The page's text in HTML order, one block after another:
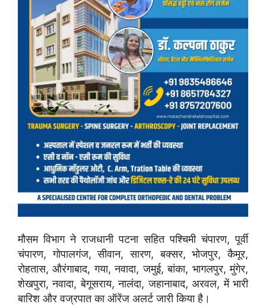
मौसम विभाग ने राजधानी पटना सहित पश्चिमी चंपारण, पूर्वी
चंपारण, गोपालगंज, सीवान, सारण, बक्सर, भोजपुर, कैमूर,
रोहतास, औरंगाबाद, गया, नवादा, जमुई, बांका, भागलपुर, मुंगेर,
शेखपुरा, नवादा, बेगूसराय, नालंदा, जहानाबाद, अरवल, में भारी
बारिश और वज्रपात का ऑरेंज अलर्ट जारी किया है।